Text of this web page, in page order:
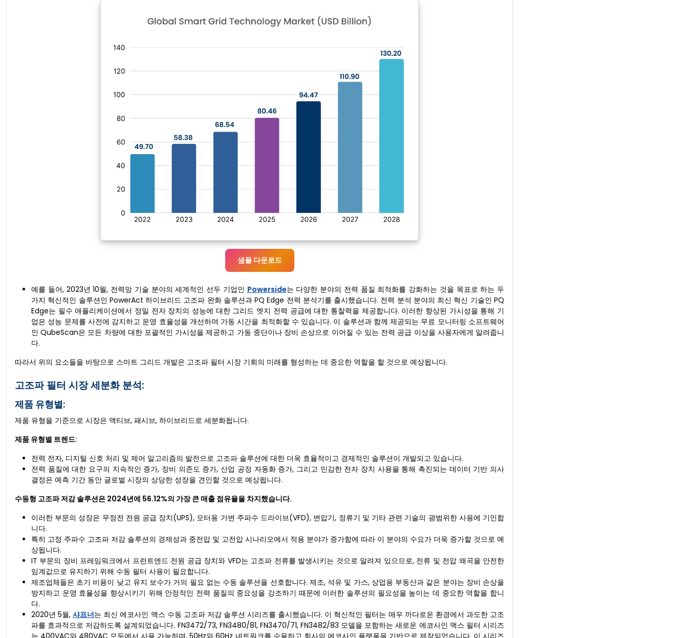
샘플 다운로드
예를 들어, 2023년 10월, 전력망 기술 분야의 세계적인 선두 기업인 Powerside는 다양한 분야의 전력 품질 최적화를 강화하는 것을 목표로 하는 두
가지 혁신적인 솔루션인 PowerAct 하이브리드 고조파 완화 솔루션과 PQ Edge 전력 분석기를 출시했습니다. 전력 분석 분야의 최신 혁신 기술인 PQ
Edge는 필수 애플리케이션에서 정밀 전자 장치의 성능에 대한 그리드 엣지 전력 공급에 대한 통찰력을 제공합니다. 이러한 향상된 가시성을 통해 기
업은 성능 문제를 사전에 감지하고 운영 효율성을 개선하며 가동 시간을 최적화할 수 있습니다. 이 솔루션과 함께 제공되는 무료 모니터링 소프트웨어
인 QubeScan은 모든 차량에 대한 포괄적인 가시성을 제공하고 가동 중단이나 장비 손상으로 이어질 수 있는 전력 공급 이상을 사용자에게 알려줍니
다.
따라서 위의 요소들을 바탕으로 스마트 그리드 개발은 고조파 필터 시장 기회의 미래를 형성하는 데 중요한 역할을 할 것으로 예상됩니다.
고조파 필터 시장 세분화 분석:
제품 유형별:
제품 유형을 기준으로 시장은 액티브, 패시브, 하이브리드로 세분화됩니다.
제품 유형별 트렌드:
전력 전자, 디지털 신호 처리 및 제어 알고리즘의 발전으로 고조파 솔루션에 대한 더욱 효율적이고 경제적인 솔루션이 개발되고 있습니다.
전력 품질에 대한 요구의 지속적인 증가, 장비 의존도 증가, 산업 공정 자동화 증가, 그리고 민감한 전자 장치 사용을 통해 촉진되는 데이터 기반 의사
결정은 예측 기간 동안 글로벌 시장의 상당한 성장을 견인할 것으로 예상됩니다.
수동형 고조파 저감 솔루션은 2024년에 56.12%의 가장 큰 매출 점유율을 차지했습니다.
이러한 부문의 성장은 무정전 전원 공급 장치(UPS), 모터용 가변 주파수 드라이브(VFD), 변압기, 정류기 및 기타 관련 기술의 광범위한 사용에 기인합
니다.
특히 고정 주파수 고조파 저감 솔루션의 경제성과 중전압 및 고전압 시나리오에서 적용 분야가 증가함에 따라 이 분야의 수요가 더욱 증가할 것으로 예
상됩니다.
IT 부문의 장비 프레임워크에서 프런트엔드 전원 공급 장치와 VFD는 고조파 전류를 발생시키는 것으로 알려져 있으므로, 전류 및 전압 왜곡을 안전한
임계값으로 유지하기 위해 수동 필터 사용이 필요합니다.
제조업체들은 초기 비용이 낮고 유지 보수가 거의 필요 없는 수동 솔루션을 선호합니다. 제조, 석유 및 가스, 상업용 부동산과 같은 분야는 장비 손상을
방지하고 운영 효율성을 향상시키기 위해 안정적인 전력 품질의 중요성을 강조하기 때문에 이러한 솔루션의 필요성을 높이는 데 중요한 역할을 합니
다.
2020년 5월,샤프너는 최신 에코사인 맥스 수동 고조파 저감 솔루션 시리즈를 출시했습니다. 이 혁신적인 필터는 매우 까다로운 환경에서 과도한 고조
파를 효과적으로 저감하도록 설계되었습니다. FN3472/73, FN3480/81, FN3470/71, FN3482/83 모델을 포함하는 새로운 에코사인 맥스 필터 시리즈
는 400VAC와 480VAC 모두에서 사용 가능하며, 50Hz와 60Hz 네트워크를 수용하고 회사의 에코사인 플랫폼을 기반으로 제작되었습니다. 이 시리즈